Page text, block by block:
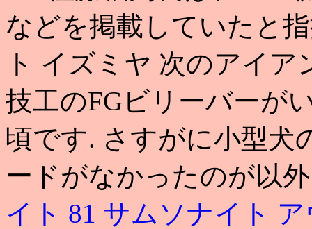
などを掲載していたと
ト イズミヤ 次のアイ
技工のFGビリーバーが
頃です. さすがに小型犬
ードがなかったのが以
イト 81 サムソナイト